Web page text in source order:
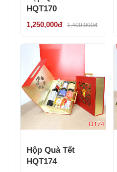
HQT170
1,250,000đ 1,400,000đ
Hộp Quà Tết
HQT174